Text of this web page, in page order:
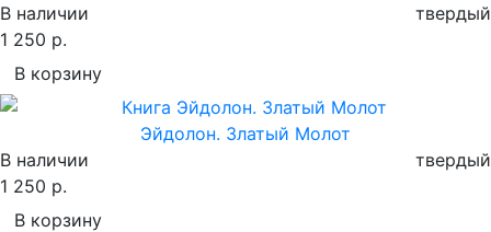
В наличии
твердый
1 250 р.
В корзину
Эйдолон. Златый Молот
В наличии
твердый
1 250 р.
В корзину